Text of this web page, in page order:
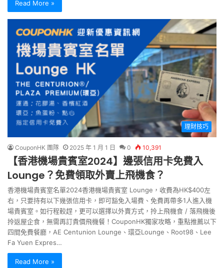
Read More »
理財技巧
CouponHK 團隊 2025 年 1 月 1 日 0 10,391
【香港機場貴賓室2024】邊張信用卡免費入
Lounge？免費領取外賣上飛機食？
香港機場貴賓室名單2024香港機場貴賓室 Lounge，收費為HK$400左
右，只要持有以下幾張信用卡，即可豁免入場費、免費再帶多1人進入機
場貴賓室。如行程較趕，更可以選擇以外賣方式，拎上飛機食 / 落飛機後
拎返屋企食，無需再訂貴價飛機餐！CouponHK獨家攻略，重點推薦以下
四間免費餐廳，AE Centunion Lounge、環亞Lounge、Root98、Lee
Fa Yuen Expres…
Read More »